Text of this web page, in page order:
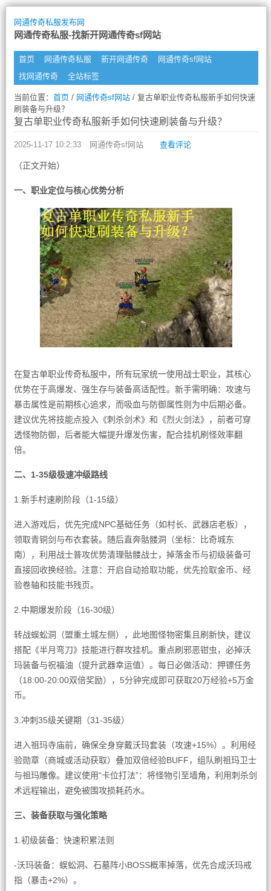
网通传奇私服发布网
网通传奇私服-找新开网通传奇sf网站
首页 网通传奇私服 新开网通传奇
网通传奇sf网站
找网通传奇
全站标签
当前位置： 首页/ 网通传奇sf网站/ 复古单职业传奇私服新手如何快速
刷装备与升级？
复古单职业传奇私服新手如何快速刷装备与升级？
2025-11-17 10:2:33 网通传奇sf网站 查看评论
（正文开始）
一、职业定位与核心优势分析
在复古单职业传奇私服中，所有玩家统一使用战士职业，其核心
优势在于高爆发、强生存与装备高适配性。新手需明确：攻速与
暴击属性是前期核心追求，而吸血与防御属性则为中后期必备。
建议优先将技能点投入《刺杀剑术》和《烈火剑法》，前者可穿
透怪物防御，后者能大幅提升爆发伤害，配合挂机刷怪效率翻
倍。
二、1-35级极速冲级路线
1.新手村速刷阶段（1-15级）
进入游戏后，优先完成NPC基础任务（如村长、武器店老板），
领取青铜剑与布衣套装。随后直奔骷髅洞（坐标：比奇城东
南），利用战士普攻优势清理骷髅战士，掉落金币与初级装备可
直接回收换经验。注意：开启自动拾取功能，优先捡取金币、经
验卷轴和技能书残页。
2.中期爆发阶段（16-30级）
转战蜈蚣洞（盟重土城左侧），此地图怪物密集且刷新快，建议
搭配《半月弯刀》技能进行群攻挂机。重点刷邪恶钳虫，必掉沃
玛装备与祝福油（提升武器幸运值）。每日必做活动：押镖任务
（18:00-20:00双倍奖励），5分钟完成即可获取20万经验+5万金
币。
3.冲刺35级关键期（31-35级）
进入祖玛寺庙前，确保全身穿戴沃玛套装（攻速+15%）。利用经
验勋章（商城或活动获取）叠加双倍经验BUFF，组队刷祖玛卫士
与祖玛雕像。建议使用“卡位打法”：将怪物引至墙角，利用刺杀剑
术远程输出，避免被围攻损耗药水。
三、装备获取与强化策略
1.初级装备：快速积累法则
-沃玛装备：蜈蚣洞、石墓阵小BOSS概率掉落，优先合成沃玛戒
指（暴击+2%）。